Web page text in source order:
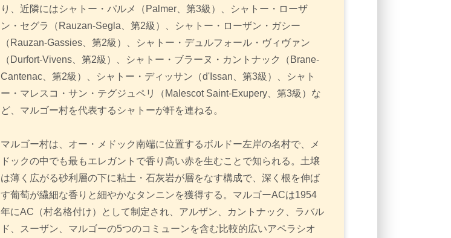
り、近隣にはシャトー・パルメ（Palmer、第3級）、シャトー・ローザ
ン・セグラ（Rauzan-Segla、第2級）、シャトー・ローザン・ガシー
（Rauzan-Gassies、第2級）、シャトー・デュルフォール・ヴィヴァン
（Durfort-Vivens、第2級）、シャトー・ブラーヌ・カントナック（Brane-
Cantenac、第2級）、シャトー・ディッサン（d'Issan、第3級）、シャト
ー・マレスコ・サン・テグジュペリ（Malescot Saint-Exupery、第3級）な
ど、マルゴー村を代表するシャトーが軒を連ねる。
マルゴー村は、オー・メドック南端に位置するボルドー左岸の名村で、メ
ドックの中でも最もエレガントで香り高い赤を生むことで知られる。土壌
は薄く広がる砂利層の下に粘土・石灰岩が層をなす構成で、深く根を伸ば
す葡萄が繊細な香りと細やかなタンニンを獲得する。マルゴーACは1954
年にAC（村名格付け）として制定され、アルザン、カントナック、ラバル
ド、スーザン、マルゴーの5つのコミューンを含む比較的広いアペラシオ